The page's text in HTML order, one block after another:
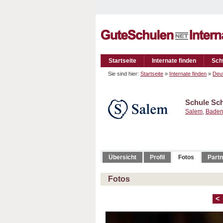
Startseite Internate finden
Sie sind hier: Startseite » Internate finden »
Schule
Salem,
Übersicht Profil Fotos
Fotos
<